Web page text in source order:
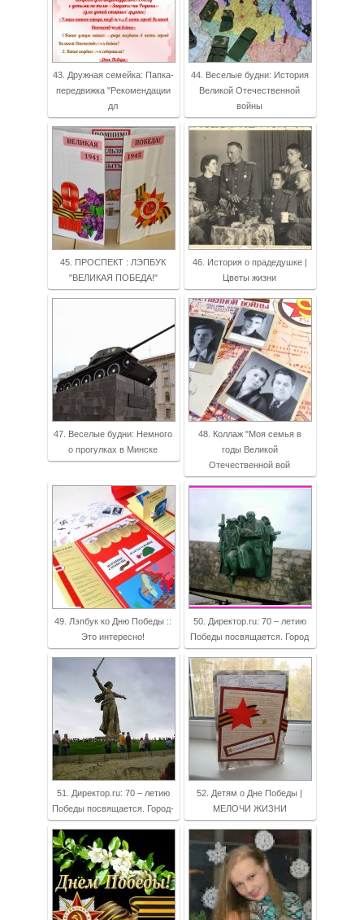
43. Дружная семейка: Папка-
передвижка "Рекомендации
дл
44. Веселые будни: История
Великой Отечественной
войны
45. ПРОСПЕКТ : ЛЭПБУК
"ВЕЛИКАЯ ПОБЕДА!"
46. История о прадедушке |
Цветы жизни
47. Веселые будни: Немного
о прогулках в Минске
48. Коллаж "Моя семья в
годы Великой
Отечественной вой
49. Лэпбук ко Дню Победы ::
Это интересно!
50. Директор.ru: 70 – летию
Победы посвящается. Город
51. Директор.ru: 70 – летию
Победы посвящается. Город-
52. Детям о Дне Победы |
МЕЛОЧИ ЖИЗНИ